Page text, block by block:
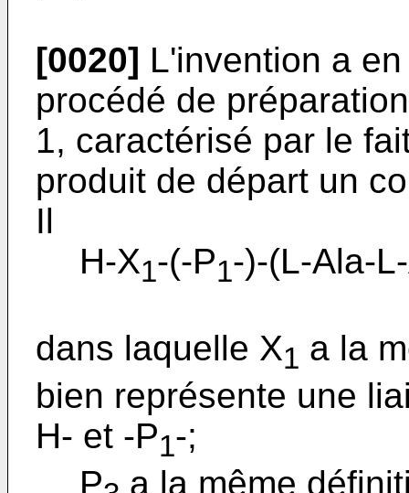
[0020] L'invention a
procédé de
1, caractérisé par le
produit de départ un
Il
H-X1-(-P1-)-(L-Ala-
dans laquelle X1 a la
bien représente une
H- et -P1-;
P
a la même